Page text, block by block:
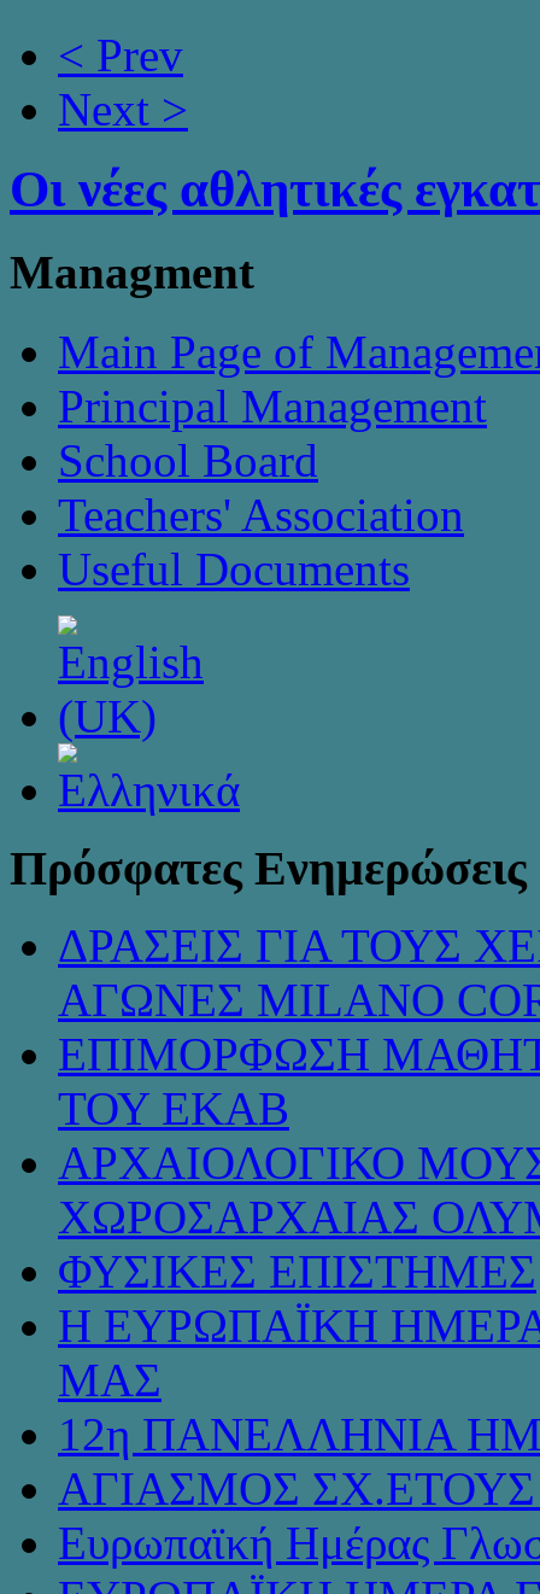
< Prev
Next >
Οι νέες αθλητικές
Managment
Main Page of
Principal Management
School Board
Teachers' Association
Useful Documents
Πρόσφατες Ενημερώσεις
ΔΡΑΣΕΙΣ ΓΙΑ ΤΟΥΣ
ΑΓΩΝΕΣ MILANO
ΕΠΙΜΟΡΦΩΣΗ
ΤΟΥ ΕΚΑΒ
ΑΡΧΑΙΟΛΟΓΙΚΟ
ΧΩΡΟΣΑΡΧΑΙΑΣ
ΦΥΣΙΚΕΣ ΕΠΙΣΤΗΜΕΣ
Η ΕΥΡΩΠΑΪΚΗ
ΜΑΣ
12η ΠΑΝΕΛΛΗΝΙΑ
ΑΓΙΑΣΜΟΣ ΣΧ.ΕΤΟΥΣ
Ευρωπαϊκή Ημέρας